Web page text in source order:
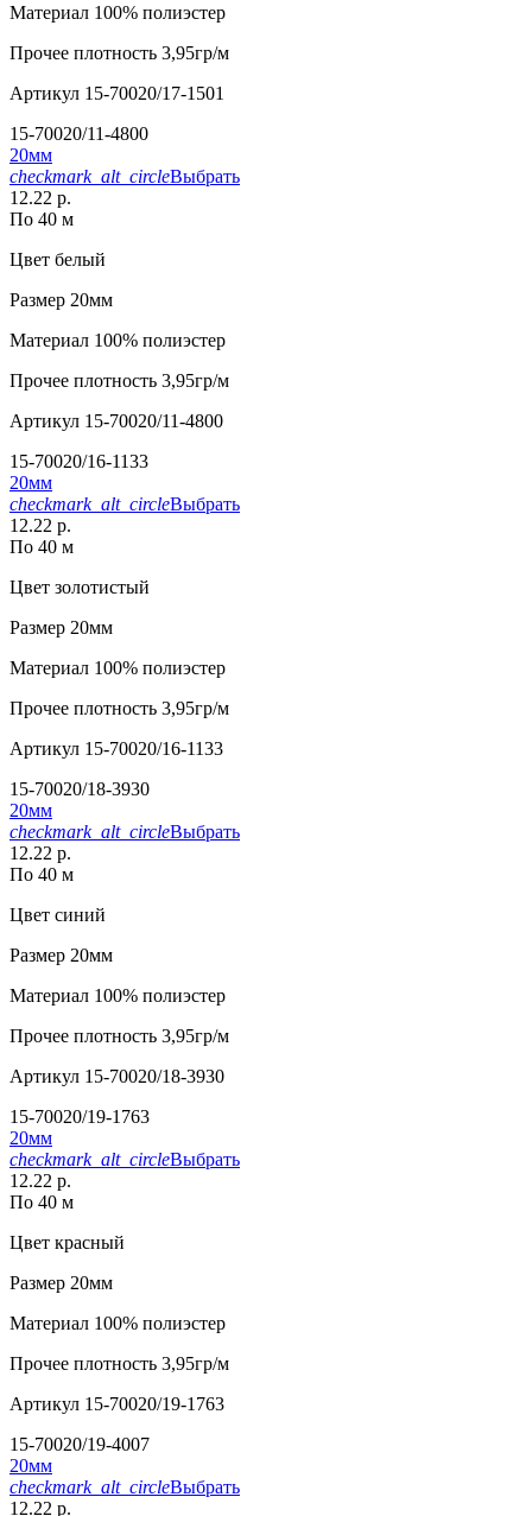
Материал 100% полиэстер
Прочее плотность 3,95гр/м
Артикул 15-70020/17-1501
15-70020/11-4800
20мм
checkmark_alt_circleВыбрать
12.22 р.
По 40 м
Цвет белый
Размер 20мм
Материал 100% полиэстер
Прочее плотность 3,95гр/м
Артикул 15-70020/11-4800
15-70020/16-1133
20мм
checkmark_alt_circleВыбрать
12.22 р.
По 40 м
Цвет золотистый
Размер 20мм
Материал 100% полиэстер
Прочее плотность 3,95гр/м
Артикул 15-70020/16-1133
15-70020/18-3930
20мм
checkmark_alt_circleВыбрать
12.22 р.
По 40 м
Цвет синий
Размер 20мм
Материал 100% полиэстер
Прочее плотность 3,95гр/м
Артикул 15-70020/18-3930
15-70020/19-1763
20мм
checkmark_alt_circleВыбрать
12.22 р.
По 40 м
Цвет красный
Размер 20мм
Материал 100% полиэстер
Прочее плотность 3,95гр/м
Артикул 15-70020/19-1763
15-70020/19-4007
20мм
checkmark_alt_circleВыбрать
12.22 р.